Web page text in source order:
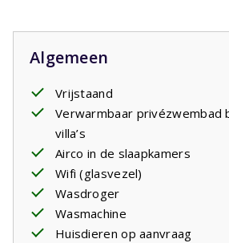
begane grond. De twee andere
eerste etage hebben de beschikking
met douche, toilet en
Er is een apart 2e toilet op de
wasmachineen droger. In de ruime
luxe tuinmeubilair met
duik in hetzwembaden ziet u de
water. Sommige villa's hebben een
zwembad. U kunt dit als betaalde
boeking doorgeven.
Uw verblijf is inclusief opgemaakte
Algemeen
Vrijstaand
Verwarmbaar privézwembad
villa’s
Airco in de slaapkamers
Wifi (glasvezel)
Wasdroger
Wasmachine
Huisdieren op aanvraag